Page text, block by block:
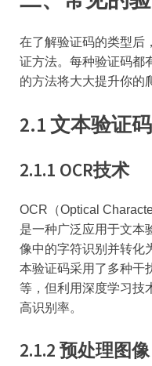
在了解验证码的类型后
证方法。每种验证码都
的方法将大大提升你的
2.1 文本验证
2.1.1 OCR技术
OCR（Optical
是一种广泛应用于文本
像中的字符识别并转化
本验证码采用了多种干
等，但利用深度学习技
高识别率。
2.1.2 预处理图像